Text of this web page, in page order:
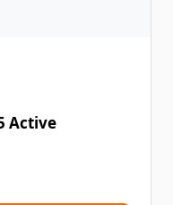
Active